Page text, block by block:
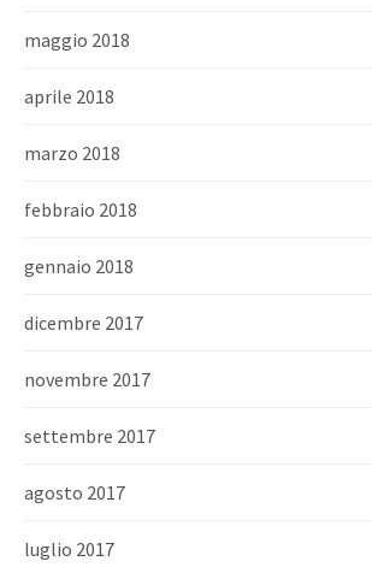
maggio 2018
aprile 2018
marzo 2018
febbraio 2018
gennaio 2018
dicembre 2017
novembre 2017
settembre 2017
agosto 2017
luglio 2017